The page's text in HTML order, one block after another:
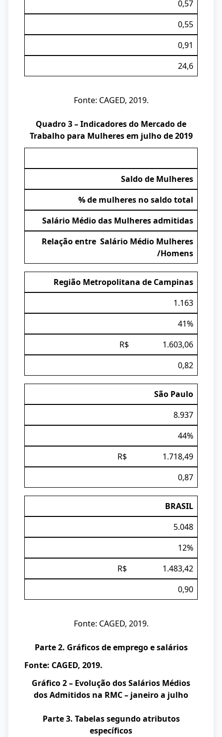
0,57
0,55
0,91
24,6
Fonte: CAGED, 2019.
Quadro 3 – Indicadores do Mercado de
Trabalho para Mulheres em julho de 2019
Saldo de Mulheres
% de mulheres no saldo total
Salário Médio das Mulheres admitidas
Relação entre Salário Médio Mulheres
/Homens
Região Metropolitana de Campinas
1.163
41%
R$ 1.603,06
0,82
São Paulo
8.937
44%
R$ 1.718,49
0,87
BRASIL
5.048
12%
R$ 1.483,42
0,90
Fonte: CAGED, 2019.
Parte 2. Gráficos de emprego e salários
Fonte: CAGED, 2019.
Gráfico 2 – Evolução dos Salários Médios
dos Admitidos na RMC – janeiro a julho
Parte 3. Tabelas segundo atributos
específicos